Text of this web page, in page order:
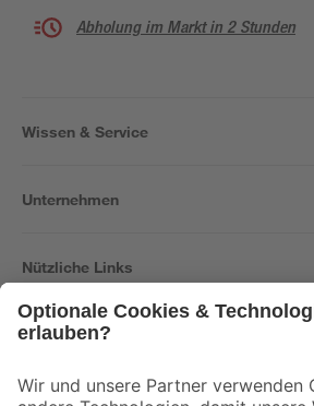
Abholung im Markt in 2 Stunden
Wissen & Service
Unternehmen
Nützliche Links
Der toom Newsletter: Keine Angebote und